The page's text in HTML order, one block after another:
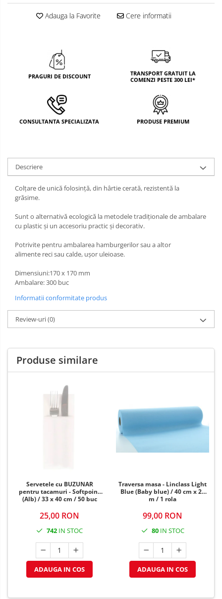
DECOR CRACIUN & REVELION
DECOR PRIMAVARA
DECOR TOAMNA
DECOR IARNA
TEMATICA CULINARA
DECOR MOS NICOLAE
DECOR BABY SHOWER
Adauga la Favorite Cere informatii
PRAGURI DE DISCOUNT
TRANSPORT GRATUIT LA
COMENZI PESTE 300 LEI*
CONSULTANTA SPECIALIZATA PRODUSE PREMIUM
Descriere
Colțare de unică folosință, din hârtie cerată, rezistentă la
grăsime.
Sunt o alternativă ecologică la metodele tradiționale de ambalare
cu plastic și un accesoriu practic și decorativ.
Potrivite pentru ambalarea hamburgerilor sau a altor
alimente reci sau calde, ușor uleioase.
Dimensiuni:170 x 170 mm
Ambalare: 300 buc
Informatii conformitate produs
Review-uri(0)
Produse similare
Servetele cu BUZUNAR
pentru tacamuri - Softpoint
(Alb) / 33 x 40 cm / 50 buc
25,00 RON
742 IN STOC
ADAUGA IN COS
Traversa masa - Linclass Light
Blue (Baby blue) / 40 cm x 24
m / 1 rola
99,00 RON
80IN STOC
ADAUGA IN COS